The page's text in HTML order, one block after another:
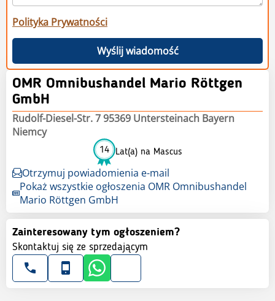
Polityka Prywatności
Wyślij wiadomość
OMR Omnibushandel Mario Röttgen
GmbH
Rudolf-Diesel-Str. 7 95369 Untersteinach Bayern
Niemcy
14 Lat(a) na Mascus
Otrzymuj powiadomienia e-mail
Pokaż wszystkie ogłoszenia OMR Omnibushandel
Mario Röttgen GmbH
Zainteresowany tym ogłoszeniem?
Skontaktuj się ze sprzedającym